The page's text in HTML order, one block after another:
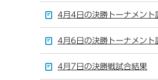
4月4日の決勝トーナメント
4月6日の決勝トーナメント
4月7日の決勝戦試合結果